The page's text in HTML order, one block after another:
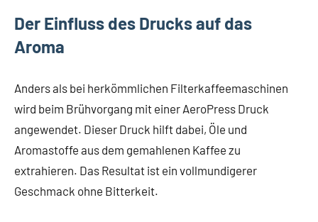
Der Einfluss des Drucks auf das
Aroma
Anders als bei herkömmlichen Filterkaffeemaschinen
wird beim Brühvorgang mit einer AeroPress Druck
angewendet. Dieser Druck hilft dabei, Öle und
Aromastoffe aus dem gemahlenen Kaffee zu
extrahieren. Das Resultat ist ein vollmundigerer
Geschmack ohne Bitterkeit.